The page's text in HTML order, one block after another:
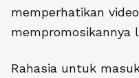
memperhatikan
mempromosikannya
Rahasia untuk